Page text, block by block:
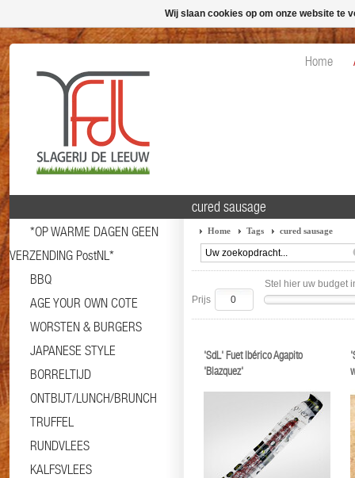
Home
*OP WARME DAGEN GEEN
VERZENDING PostNL*
BBQ
AGE YOUR OWN COTE
WORSTEN & BURGERS
JAPANESE STYLE
BORRELTIJD
ONTBIJT/LUNCH/BRUNCH
TRUFFEL
RUNDVLEES
KALFSVLEES
cured sausage
Home Tags cured sausage
Stel hier uw budget
Prijs
'SdL' Fuet Ibérico Agapito
'Blazquez'
Wij slaan cookies op om onze website te